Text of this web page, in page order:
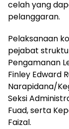
celah yang
pelanggaran.
Pelaksanaan
pejabat
Pengamanan
Finley Edward
Narapidana/
Seksi
Fuad, serta
Faizal.